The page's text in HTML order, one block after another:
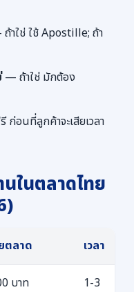
าใช่ ใช้ Apostille; ถ้า
— ถ้าใช่ มักต้อง
ก่อนที่ลูกค้าจะเสียเวลา
นในตลาดไทย
ตลาด เวลา
บาท
1-3